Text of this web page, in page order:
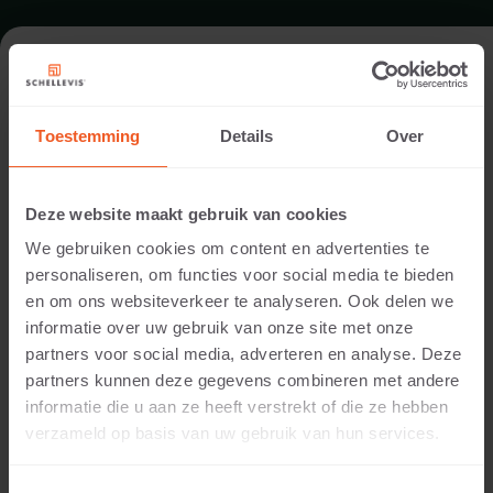
Toestemming Details Over
Deze website maakt gebruik van cookies
We gebruiken cookies om content en advertenties te
personaliseren, om functies voor social media te bieden
en om ons websiteverkeer te analyseren. Ook delen we
informatie over uw gebruik van onze site met onze
partners voor social media, adverteren en analyse. Deze
partners kunnen deze gegevens combineren met andere
informatie die u aan ze heeft verstrekt of die ze hebben
verzameld op basis van uw gebruik van hun services.
DACHTERRASSE IN ROTTERDAM
Ausführung:
Standort:
Rotterdam
Anwendung:
Dach
Fotografie:
Cees Rijnen
Produkte:
Grossformatplatte 100x100x5 Grau
Grossformatplatte 100x100x5 Carbon